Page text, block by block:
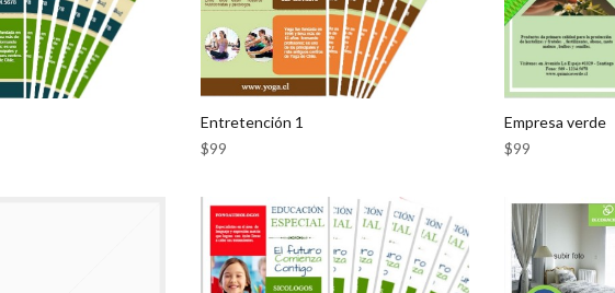
Entretención 1
$99
Empresa verde
$99